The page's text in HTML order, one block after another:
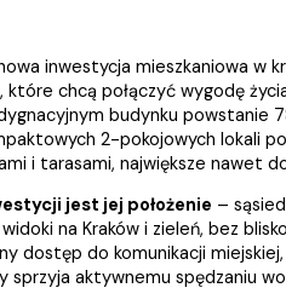
inwestycja mieszkaniowa w
które chcą połączyć wygodę
budynku powstanie
2-pokojowych lokali
i tarasami, największe nawet do
jest jej położenie –
na Kraków i zieleń, bez
dostęp do komunikacji
sprzyja aktywnemu spędzaniu